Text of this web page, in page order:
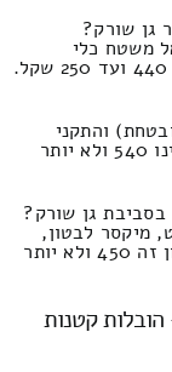
גן שורק?
משטח כלי
והתקני
שמשה כבדי משקל בסיוע של הנפות המחיר הינו 540 ולא יותר
גן שורק?
מיקסר לבטון,
כלי תחבורה תעשייתיים לנשיאה ועוד, המחירון זה 450 ולא יותר
קטנות